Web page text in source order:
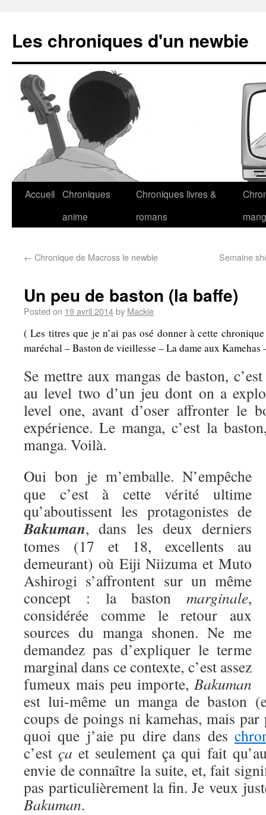
Les chroniques d'un newbie
Accueil Chroniques
anime
Chroniques livres &
romans
← Chronique de Macross le newbie Semaine
Un peu de baston (la baffe)
Posted on 19 avril 2014by Mackie
( Les titres que je n’ai pas osé donner à cette
maréchal – Baston de vieillesse – La dame aux
Se mettre aux mangas de baston,
au level two d’un jeu dont on a
level one, avant d’oser affronter le
expérience. Le manga, c’est la
manga. Voilà.
Oui bon je m’emballe. N’empêche
que c’est à cette vérité ultime
qu’aboutissent les protagonistes de
Bakuman, dans les deux derniers
tomes (17 et 18, excellents au
demeurant) où Eiji Niizuma et Muto
Ashirogi s’affrontent sur un même
concept : la baston marginale,
considérée comme le retour aux
sources du manga shonen. Ne me
demandez pas d’expliquer le terme
marginal dans ce contexte, c’est assez
fumeux mais peu importe, Bakuman
est lui-même un manga de baston
coups de poings ni kamehas, mais
quoi que j’aie pu dire dans des
c’estça et seulement ça qui fait
envie de connaître la suite, et, fait
pas particulièrement la fin. Je veux
Bakuman.